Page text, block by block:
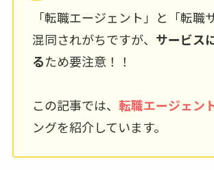
「転職エージェント」と「転職
混同されがちですが、 サービス
るため要注意！！
この記事では、 転職エージェン
ングを紹介しています。